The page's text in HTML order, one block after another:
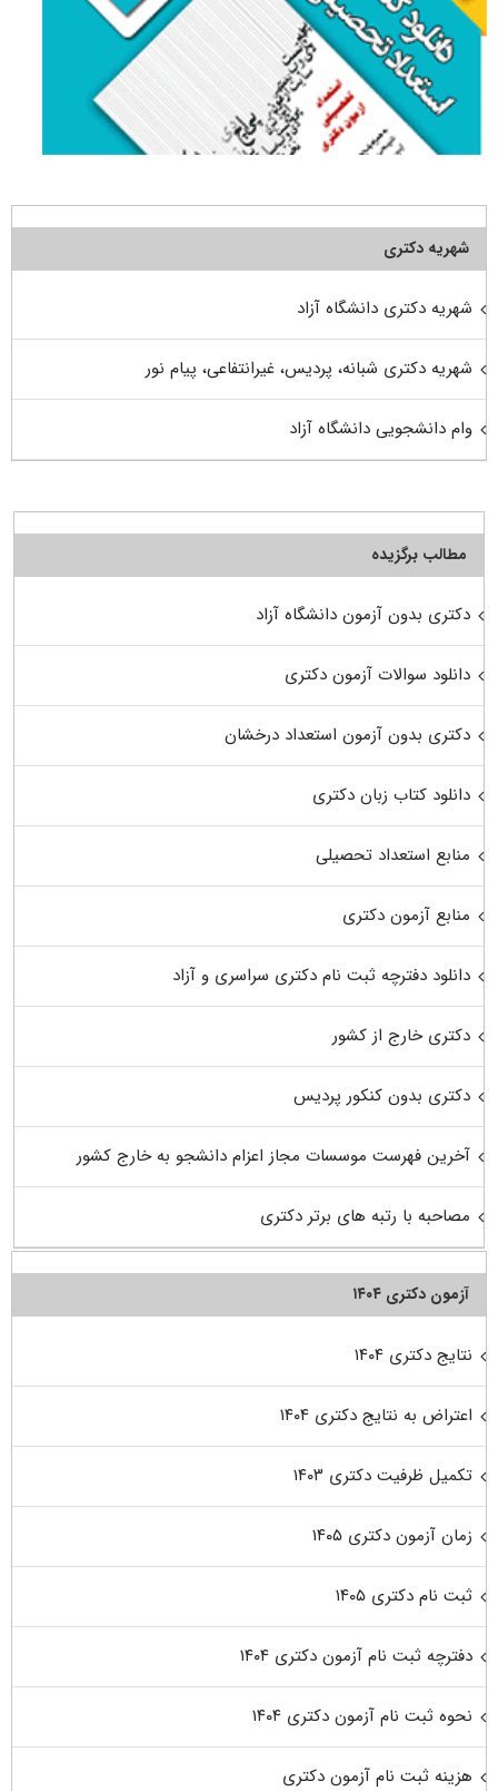
شهریه دکتری
شهریه دکتری دانشگاه آزاد
شهریه دکتری شبانه، پردیس، غیرانتفاعی، پیام نور
وام دانشجویی دانشگاه آزاد
مطالب برگزیده
دکتری بدون آزمون دانشگاه آزاد
دانلود سوالات آزمون دکتری
دکتری بدون آزمون استعداد درخشان
دانلود کتاب زبان دکتری
منابع استعداد تحصیلی
منابع آزمون دکتری
دانلود دفترچه ثبت نام دکتری سراسری و آزاد
دکتری خارج از کشور
دکتری بدون کنکور پردیس
آخرین فهرست موسسات مجاز اعزام دانشجو به خارج کشور
مصاحبه با رتبه های برتر دکتری
آزمون دکتری ۱۴۰۴
نتایج دکتری ۱۴۰۴
اعتراض به نتایج دکتری ۱۴۰۴
تکمیل ظرفیت دکتری ۱۴۰۳
زمان آزمون دکتری ۱۴۰۵
ثبت نام دکتری ۱۴۰۵
دفترچه ثبت نام آزمون دکتری ۱۴۰۴
نحوه ثبت نام آزمون دکتری ۱۴۰۴
هزینه ثبت نام آزمون دکتری